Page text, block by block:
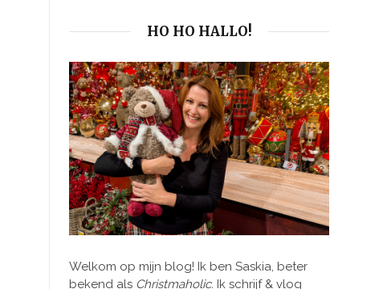
HO HO HALLO!
Welkom op mijn blog! Ik ben Saskia, beter
bekend als Christmaholic. Ik schrijf & vlog